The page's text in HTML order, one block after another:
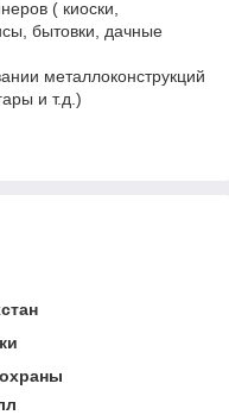
( киоски,
бытовки, дачные
металлоконструкций
и т.д.)